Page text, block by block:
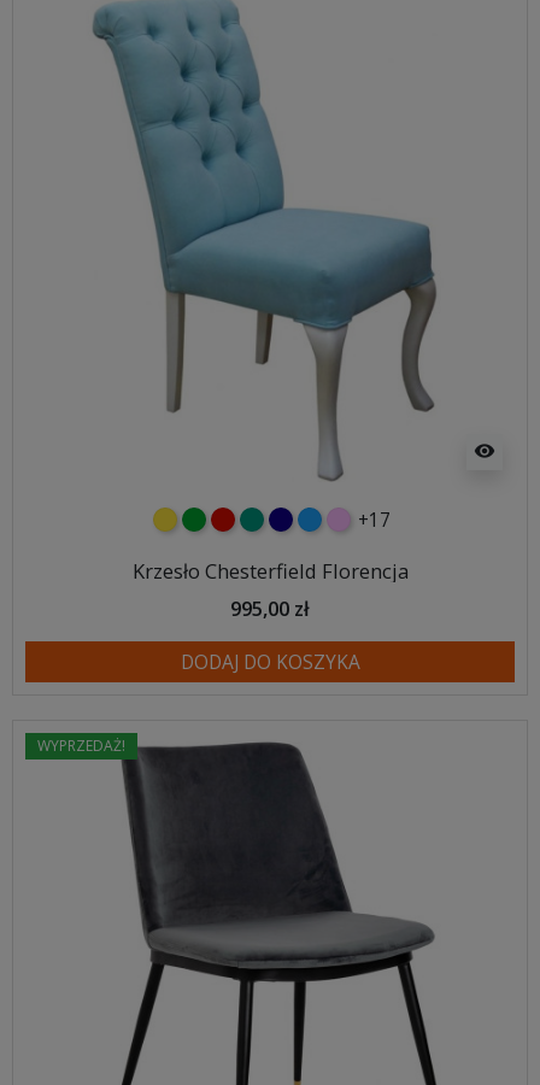
visibility
żółtyzielonyczerwony
turkusowy
granatowy
niebieski
różowy
+17
Krzesło Chesterfield Florencja
995,00 zł
DODAJ DO KOSZYKA
WYPRZEDAŻ!